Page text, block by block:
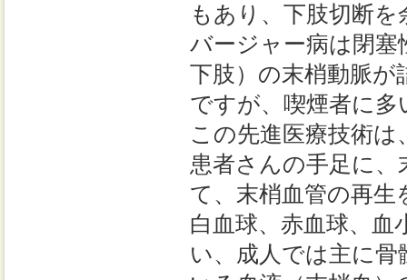
もあり、下肢切断
バージャー病は閉
下肢）の末梢動脈が
ですが、喫煙者に
この先進医療技術
患者さんの手足に
て、末梢血管の再
白血球、赤血球、血
い、成人では主に